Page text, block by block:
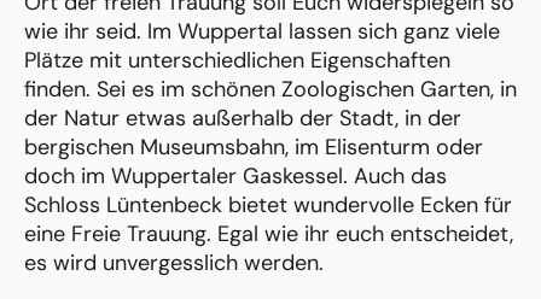
wie ihr seid. Im Wuppertal lassen sich ganz viele
Plätze mit unterschiedlichen Eigenschaften
finden. Sei es im schönen Zoologischen Garten, in
der Natur etwas außerhalb der Stadt, in der
bergischen Museumsbahn, im Elisenturm oder
doch im Wuppertaler Gaskessel. Auch das
Schloss Lüntenbeck bietet wundervolle Ecken für
eine Freie Trauung. Egal wie ihr euch entscheidet,
es wird unvergesslich werden.